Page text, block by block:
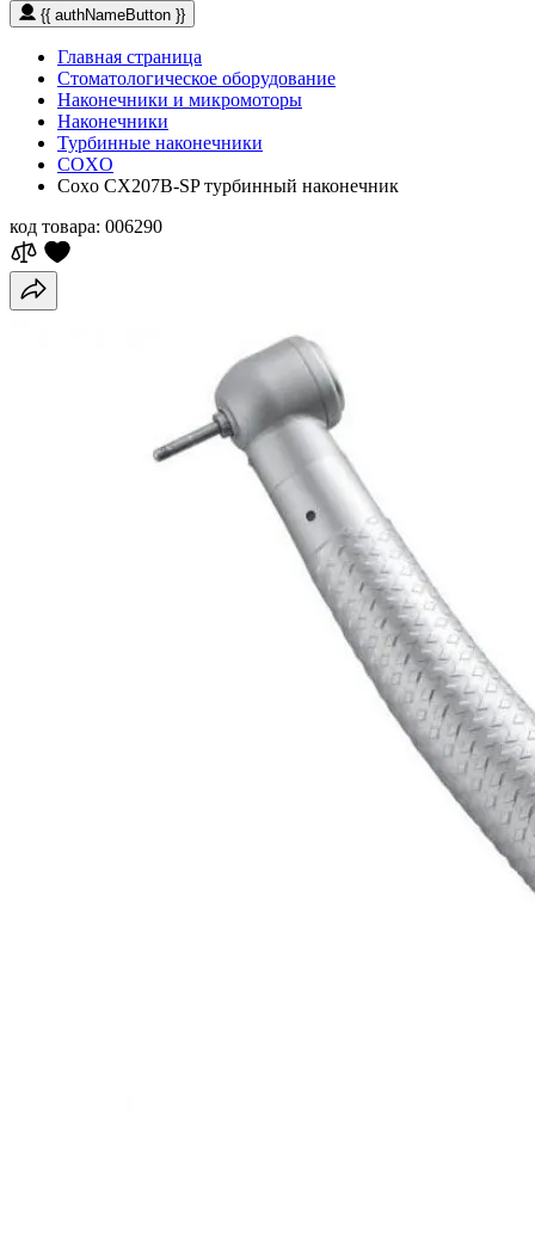
{{ authNameButton }}
Главная страница
Стоматологическое оборудование
Наконечники и микромоторы
Наконечники
Турбинные наконечники
COXO
Coxo CX207B-SP турбинный наконечник
код товара: 006290